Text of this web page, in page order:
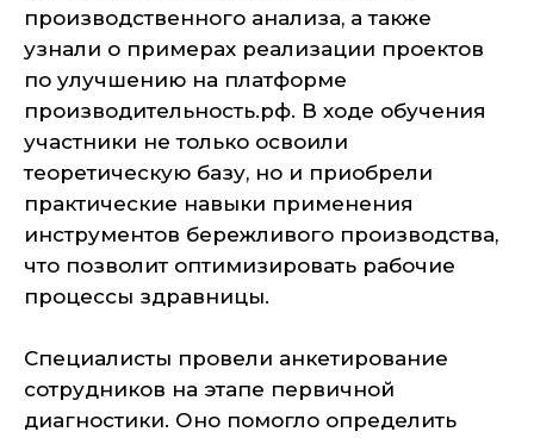
производственного анализа, а также
узнали о примерах реализации проектов
по улучшению на платформе
производительность.рф. В ходе обучения
участники не только освоили
теоретическую базу, но и приобрели
практические навыки применения
инструментов бережливого производства,
что позволит оптимизировать рабочие
процессы здравницы.
Специалисты провели анкетирование
сотрудников на этапе первичной
диагностики. Оно помогло определить